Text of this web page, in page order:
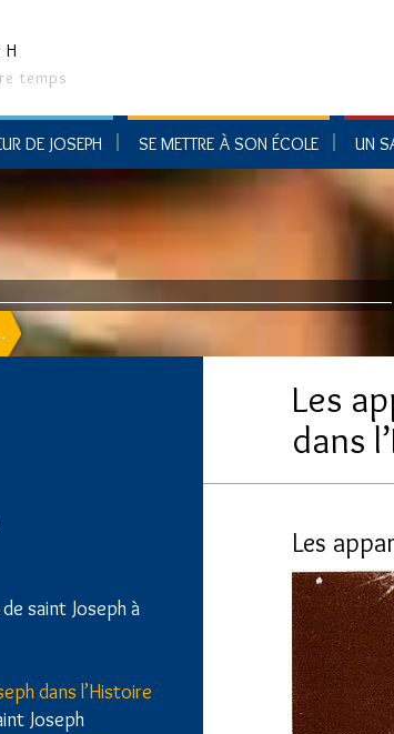
temps
DE JOSEPH SE METTRE À SON ÉCOLE UN
saint Joseph à
dans l’Histoire
Joseph
Les
dans
Les